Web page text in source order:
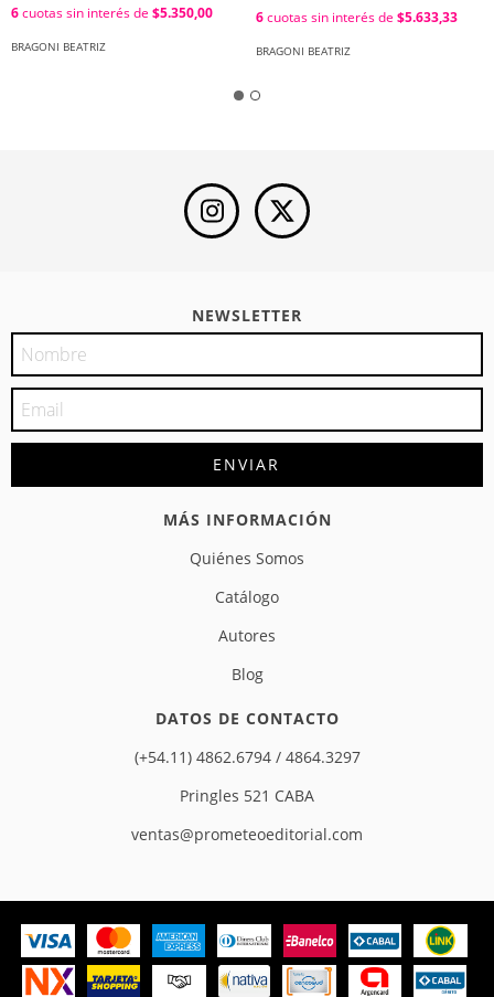
Compilado por Elsa Beatriz
Bragoni y Sara Emilia Mata
6cuotas sin interés de $5.350,00
BRAGONI BEATRIZ
Compilado por Daniel Santilli.
6cuotas sin interés de $5.633,33
BRAGONI BEATRIZ
NEWSLETTER
MÁS INFORMACIÓN
Quiénes Somos
Catálogo
Autores
Blog
DATOS DE CONTACTO
(+54.11) 4862.6794 / 4864.3297
Pringles 521 CABA
ventas@prometeoeditorial.com